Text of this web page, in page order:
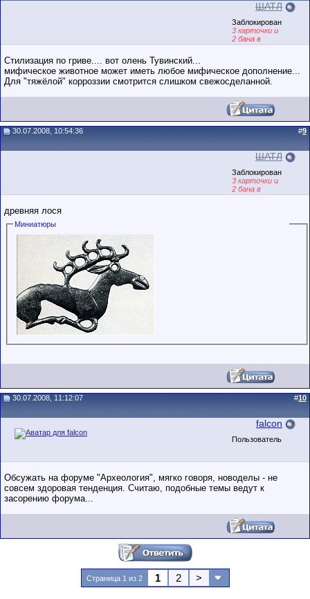
ШАТЛ
Заблокирован
3 карточки и
2 бана в
послужном
Стилизация по гриве.... вот олень Тувинский...
мифическое животное может иметь любое мифическое дополнение...
Для "тяжёлой" корроззии смотрится слишком свежосделанной.
30.07.2008, 10:54:36 #9
ШАТЛ
Заблокирован
3 карточки и
2 бана в
послужном
древняя лося
Миниатюры
30.07.2008, 11:12:07 #10
falcon
Пользователь
Обсужать на форуме "Археология", мягко говоря, новоделы - не
совсем здоровая тенденция. Считаю, подобные темы ведут к
засорению форума...
Страница 1 из 2 1 2 >